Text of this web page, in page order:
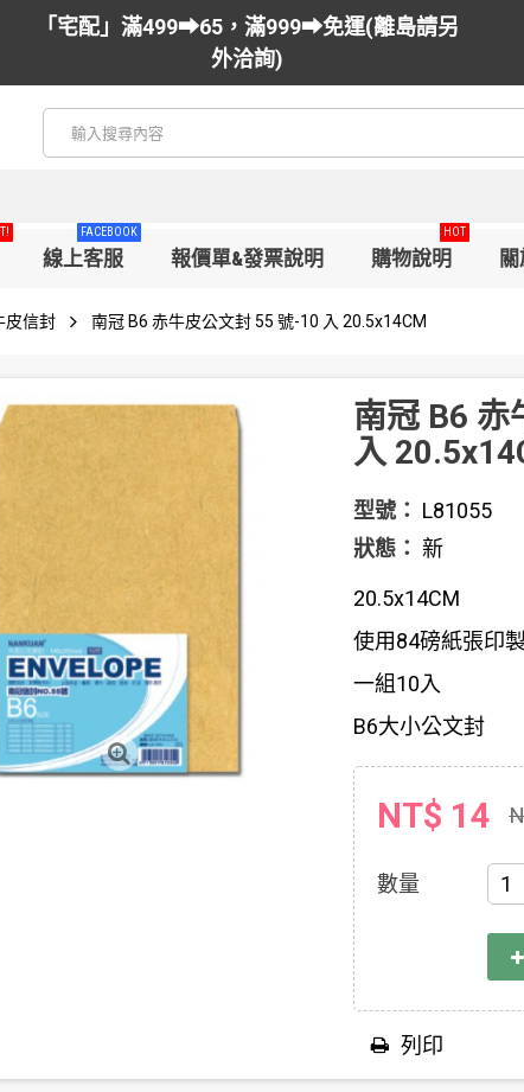
「宅配」滿499➡65，滿999➡免運(離島請另
外洽詢)
線上客服
FACEBOOK
報價單&發票說明 購物說明
HOT
皮信封 南冠 B6 赤牛皮公文封 55 號-10 入 20.5x14CM
南冠 B6 赤
入
型號： L81055
狀態： 新
20.5x14CM
使用84磅紙張印製
一組10入
B6大小公文封
NT$ 14
數量
列印